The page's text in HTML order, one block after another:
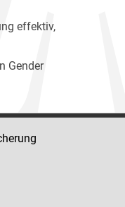
effektiv,
Gender